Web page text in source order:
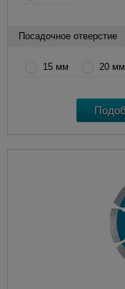
Посадочное отверстие
15 мм 20 мм